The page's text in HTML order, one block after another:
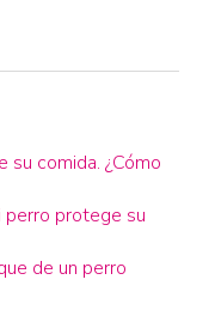
su comida. ¿Cómo
perro protege su
de un perro